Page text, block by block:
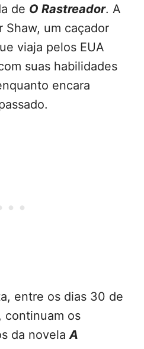
de O Rastreador. A
Shaw, um caçador
viaja pelos EUA
suas habilidades
encara
entre os dias 30 de
continuam os
da novelaA